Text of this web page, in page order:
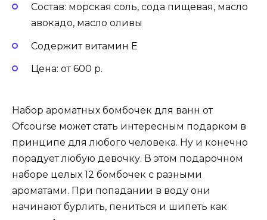
Состав: морская соль, сода пищевая, масло
авокадо, масло оливы
Содержит витамин Е
Цена: от 600 р.
Набор ароматных бомбочек для ванн от
Ofcourse может стать интересным подарком в
принципе для любого человека. Ну и конечно
порадует любую девочку. В этом подарочном
наборе целых 12 бомбочек с разными
ароматами. При попадании в воду они
начинают бурлить, пениться и шипеть как